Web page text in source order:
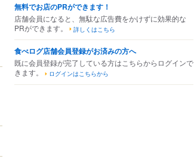
無料でお店のPRができます！
店舗会員になると、無駄な広告費をかけずに効果的な
PRができます。
詳しくはこちら
食べログ店舗会員登録がお済みの方へ
既に会員登録が完了している方はこちらからログインで
きます。
ログインはこちらから